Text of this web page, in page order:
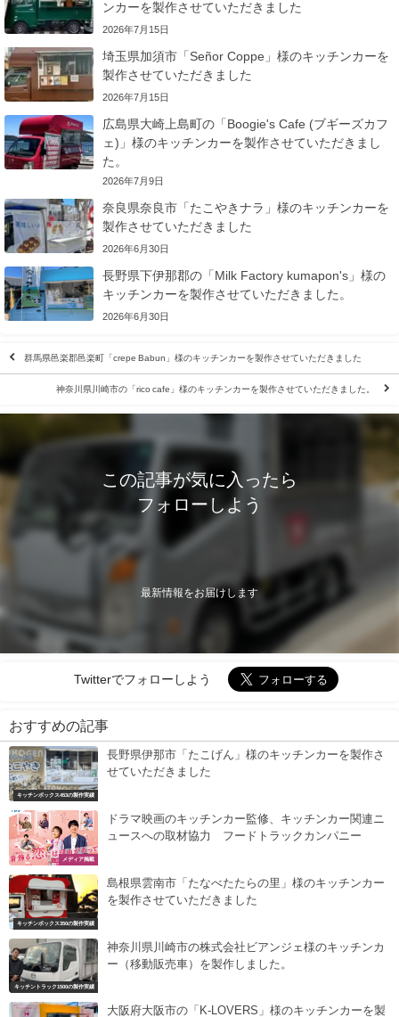
ンカーを製作させていただきました
2026年7月15日
埼玉県加須市「Señor Coppe」様のキッチンカーを
製作させていただきました
2026年7月15日
広島県大崎上島町の「Boogie's Cafe (ブギーズカフ
ェ)」様のキッチンカーを製作させていただきまし
た。
2026年7月9日
奈良県奈良市「たこやきナラ」様のキッチンカーを
製作させていただきました
2026年6月30日
長野県下伊那郡の「Milk Factory kumapon's」様の
キッチンカーを製作させていただきました。
2026年6月30日
群馬県邑楽郡邑楽町「crepe Babun」様のキッチンカーを製作させていただきました
神奈川県川崎市の「rico cafe」様のキッチンカーを製作させていただきました。
この記事が気に入ったら
フォローしよう
最新情報をお届けします
Twitterでフォローしよう
おすすめの記事
キッチンボックス453の製作実績
長野県伊那市「たこげん」様のキッチンカーを製作さ
せていただきました
メディア掲載
ドラマ映画のキッチンカー監修、キッチンカー関連ニ
ュースへの取材協力 フードトラックカンパニー
キッチンボックス350の製作実績
島根県雲南市「たなべたたらの里」様のキッチンカー
を製作させていただきました
キッチントラック1500の製作実績
神奈川県川崎市の株式会社ビアンジェ様のキッチンカ
ー（移動販売車）を製作しました。
大阪府大阪市の「K-LOVERS」様のキッチンカーを製